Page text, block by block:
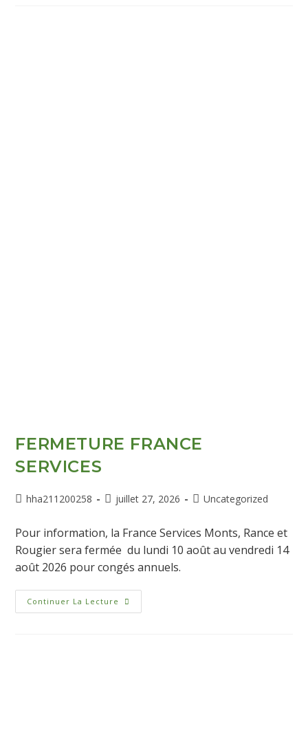
FERMETURE FRANCE
SERVICES
hha211200258 juillet 27, 2026 Uncategorized
Pour information, la France Services Monts, Rance et
Rougier sera fermée du lundi 10 août au vendredi 14
août 2026 pour congés annuels.
Continuer La Lecture